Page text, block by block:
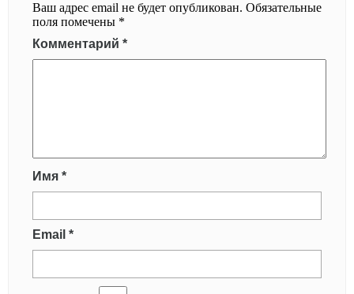
Ваш адрес email не будет опубликован. Обязательные
поля помечены *
Комментарий *
Имя *
Email *